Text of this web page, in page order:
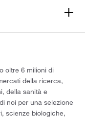
oltre 6 milioni di
della ricerca,
della sanità e
noi per una selezione
scienze biologiche,